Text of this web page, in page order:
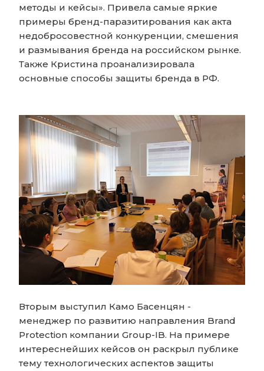
методы и кейсы». Привела самые яркие
примеры бренд-паразитирования как акта
недобросовестной конкуренции, смешения
и размывания бренда на российском рынке.
Также Кристина проанализировала
основные способы защиты бренда в РФ.
Вторым выступил Камо Басенцян -
менеджер по развитию направления Brand
Protection компании Group-IB. На примере
интереснейших кейсов он раскрыл публике
тему технологических аспектов защиты